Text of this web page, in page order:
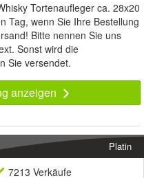
Tortenaufleger ca. 28x20
Tag, wenn Sie Ihre Bestellung
Bitte nennen Sie uns
Sonst wird die
Sie versendet.
anzeigen
Platin
7213 Verkäufe